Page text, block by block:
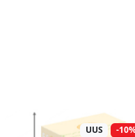
UUS -